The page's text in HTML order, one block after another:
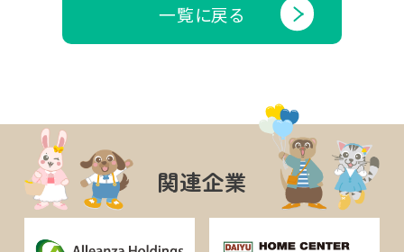
一覧に戻る
関連企業